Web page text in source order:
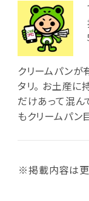
クリームパンが
タリ。 お土産に
だけあって混ん
もクリームパン
※掲載内容は更